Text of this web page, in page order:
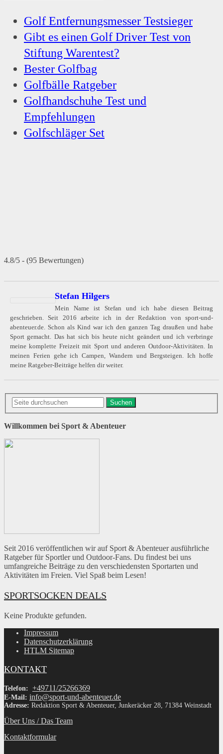
Golf Entfernungsmesser Testsieger
Gibt es einen Golf Driver Test von
Stiftung Warentest?
Bester Golfbag
Golfbälle Ratgeber
Golfhandschuhe Test und
Empfehlungen
Golfschläger Set
4.8/5 - (95 Bewertungen)
Stefan Hilgers
Mein Name ist Stefan und ich habe diesen Beitrag
geschrieben. Seit 2016 arbeite ich in der Redaktion von sport-und-
abenteuer.de. Schon als Kind war ich den ganzen Tag draußen und habe
Sport gemacht. Das hat sich bis heute nicht geändert und ich verbringe
meine komplette Freizeit mit Sport und anderen Outdoor-Aktivitäten. In
meinen Ferien gehe ich Campen, Wandern und Bergsteigen. Ich hoffe
meine Ratgeber-Beiträge helfen dir weiter.
Suchen
Willkommen bei Sport & Abenteuer
Seit 2016 veröffentlichen wir auf Sport & Abenteuer ausführliche
Ratgeber für Sportler und Outdoor-Fans. Du findest bei uns
umfangreiche Beiträge zu den verschiedensten Sportarten und
Aktivitäten im Freien. Viel Spaß beim Lesen!
SPORTSOCKEN DEALS
Keine Produkte gefunden.
Impressum
Datenschutzerklärung
HTLM Sitemap
KONTAKT
Telefon: +49711/25266369
E-Mail: info@sport-und-abenteuer.de
Adresse: Redaktion Sport & Abenteuer, Junkeräcker 28, 71384 Weinstadt
Über Uns / Das Team
Kontaktformular